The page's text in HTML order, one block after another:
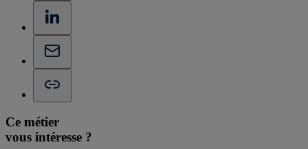
Ce métier
vous intéresse ?